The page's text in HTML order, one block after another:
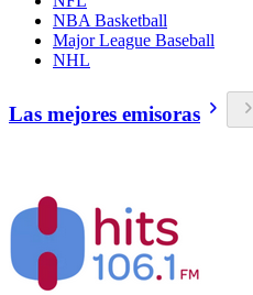
NBA Basketball
Major League Baseball
NHL
Las mejores emisoras